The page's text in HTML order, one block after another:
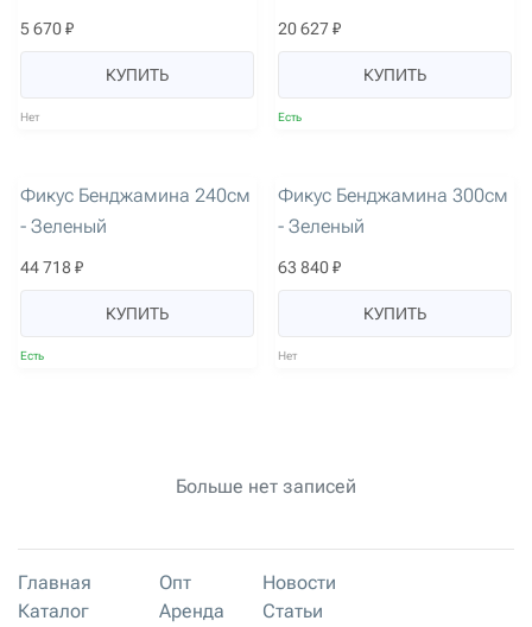
5 670 ₽
КУПИТЬ
Нет
20 627 ₽
КУПИТЬ
Есть
Фикус Бенджамина 240см
- Зеленый
44 718 ₽
КУПИТЬ
Есть
Фикус Бенджамина 300см
- Зеленый
63 840 ₽
КУПИТЬ
Нет
Больше нет записей
Главная
Каталог
Опт
Аренда
Новости
Статьи